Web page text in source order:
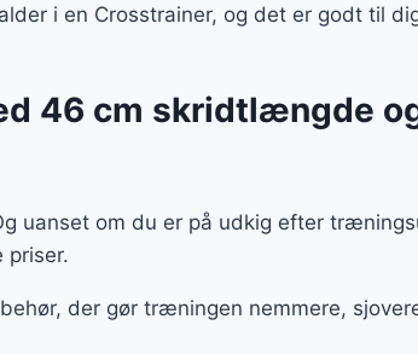
i en Crosstrainer, og det er godt til
46 cm skridtlængde
uanset om du er på udkig efter
priser.
der gør træningen nemmere,